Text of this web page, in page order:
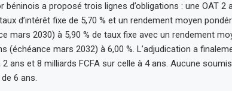
béninois a proposé trois lignes d’obligations : une OAT 2
d’intérêt fixe de 5,70 % et un rendement moyen
mars 2030) à 5,90 % de taux fixe avec un rendement
(échéance mars 2032) à 6,00 %. L’adjudication a
2 ans et 8 milliards FCFA sur celle à 4 ans. Aucune
6 ans.